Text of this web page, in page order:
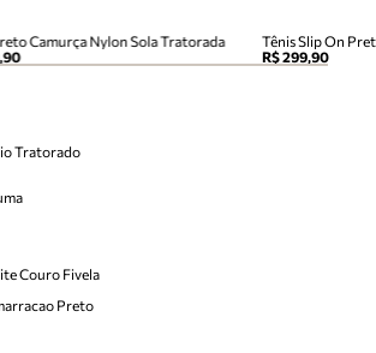
Camurça Nylon Sola Tratorada
Tênis Slip On
R$ 299,90
Tratorado
Couro Fivela
Preto